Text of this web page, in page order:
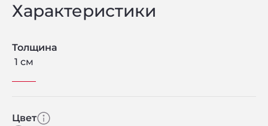
Характеристики
Толщина
1 см
Цвет